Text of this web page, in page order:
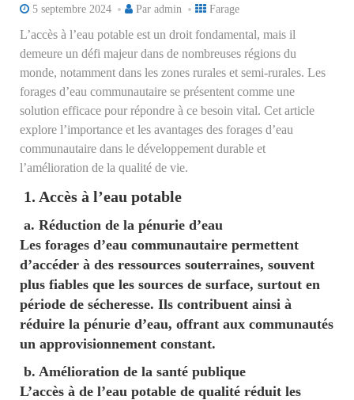
5 septembre 2024 Par admin Farage
L’accès à l’eau potable est un droit fondamental, mais il
demeure un défi majeur dans de nombreuses régions du
monde, notamment dans les zones rurales et semi-rurales. Les
forages d’eau communautaire se présentent comme une
solution efficace pour répondre à ce besoin vital. Cet article
explore l’importance et les avantages des forages d’eau
communautaire dans le développement durable et
l’amélioration de la qualité de vie.
1. Accès à l’eau potable
a. Réduction de la pénurie d’eau
Les forages d’eau communautaire permettent
d’accéder à des ressources souterraines, souvent
plus fiables que les sources de surface, surtout en
période de sécheresse. Ils contribuent ainsi à
réduire la pénurie d’eau, offrant aux communautés
un approvisionnement constant.
b. Amélioration de la santé publique
L’accès à de l’eau potable de qualité réduit les